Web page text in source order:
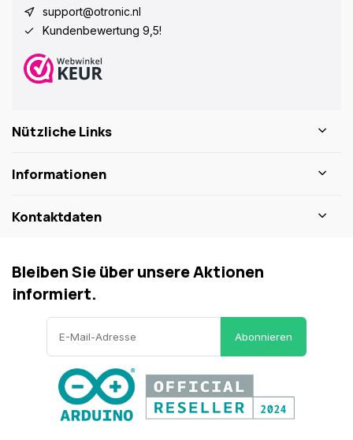
support@otronic.nl
Kundenbewertung 9,5!
Nützliche Links
Informationen
Kontaktdaten
Bleiben Sie über unsere Aktionen
informiert.
Abonnieren